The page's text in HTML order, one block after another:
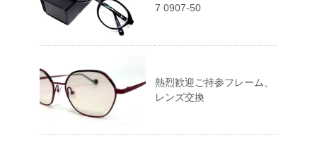
7 0907-50
熱烈歓迎ご持参フレーム、
レンズ交換